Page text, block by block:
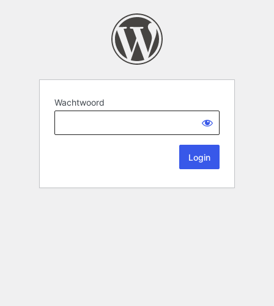
Wachtwoord